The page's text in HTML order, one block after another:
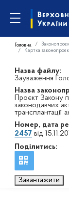
Головна
Картка
Назва файлу:
Зауваження
Назва
Проєкт Закону
законодавчих
трансплантації
Номер, дата
2457 від
Поділитись:
Завантажити